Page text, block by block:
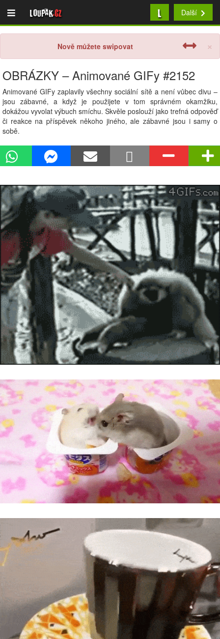
Loupak.cz L Další
×
Nově můžete swipovat
OBRÁZKY – Animované GIFy #2152
Animované GIFy zaplavily všechny sociální sítě a není vůbec divu –
jsou zábavné, a když je použijete v tom správném okamžiku,
dokážou vyvolat výbuch smíchu. Skvěle poslouží jako trefná odpověď
či reakce na příspěvek někoho jiného, ale zábavné jsou i samy o
sobě.